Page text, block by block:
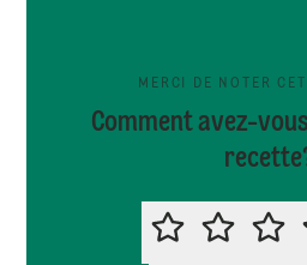
MERCI DE NOTER
Comment avez-